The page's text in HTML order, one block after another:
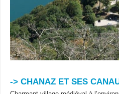
-> CHANAZ ET SES